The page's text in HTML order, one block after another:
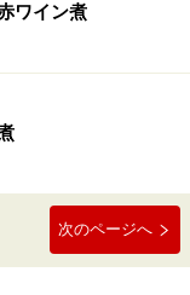
ワイン煮
次のページへ